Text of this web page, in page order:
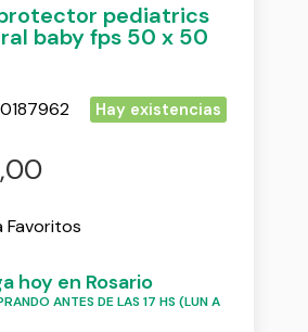
pediatrics
baby fps 50 x 50
Hay existencias
Favoritos
hoy en Rosario
ANTES DE LAS 17 HS (LUN A